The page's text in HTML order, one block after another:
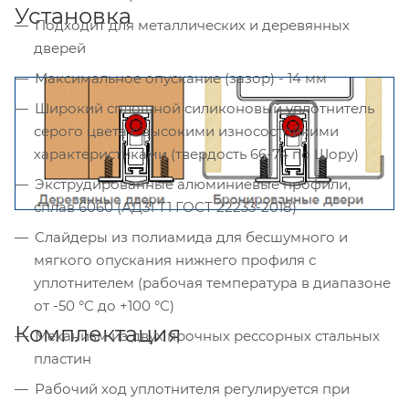
Подходит для металлических и деревянных
дверей
Максимальное опускание (зазор) - 14 мм
Широкий сплошной силиконовый уплотнитель
серого цвета с высокими износостойкими
характеристиками (твердость 66-74 по Шору)
Экструдированные алюминиевые профили,
сплав 6060 (АД31 Т1 ГОСТ 22233-2018)
Слайдеры из полиамида для бесшумного и
мягкого опускания нижнего профиля с
уплотнителем (рабочая температура в диапазоне
от -50 °С до +100 °С)
Механизм из двух прочных рессорных стальных
пластин
Рабочий ход уплотнителя регулируется при
Установка
Комплектация